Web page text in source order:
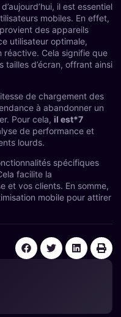
il est essentiel
mobiles. En effet,
des appareils
utilisateur optimale,
Cela signifie que
tailles d’écran, offrant ainsi
de chargement des
à abandonner un
Pour cela, il est*7
de performance et
lourds.
spécifiques
facilite la
et vos clients. En somme,
mobile pour attirer